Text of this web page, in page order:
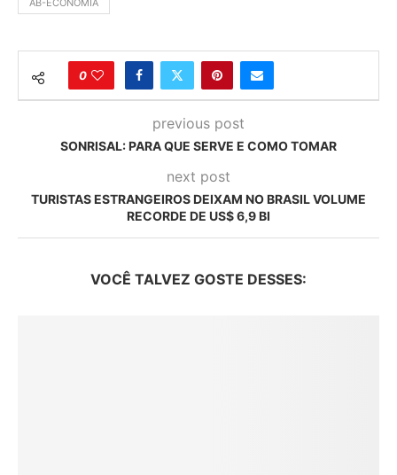
AB-ECONOMIA
0
previous post
SONRISAL: PARA QUE SERVE E COMO TOMAR
next post
TURISTAS ESTRANGEIROS DEIXAM NO BRASIL VOLUME
RECORDE DE US$ 6,9 BI
VOCÊ TALVEZ GOSTE DESSES: